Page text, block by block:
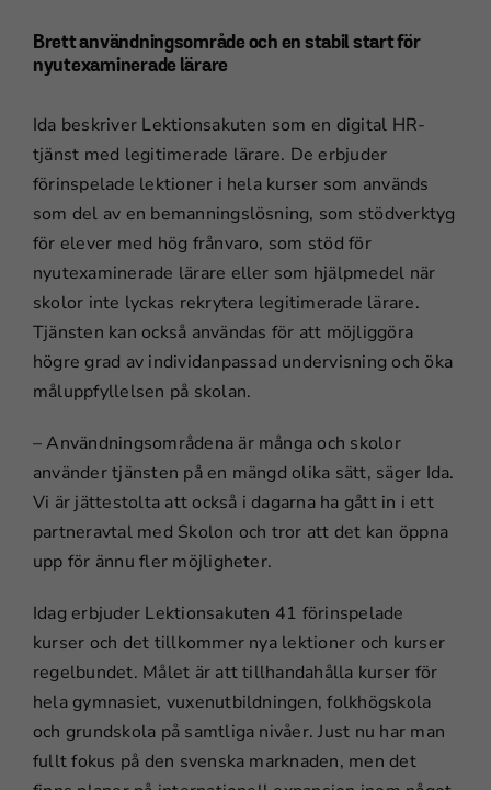
Brett användningsområde och en stabil start för
nyutexaminerade lärare
Ida beskriver Lektionsakuten som en digital HR-
tjänst med legitimerade lärare. De erbjuder
förinspelade lektioner i hela kurser som används
som del av en bemanningslösning, som stödverktyg
för elever med hög frånvaro, som stöd för
nyutexaminerade lärare eller som hjälpmedel när
skolor inte lyckas rekrytera legitimerade lärare.
Tjänsten kan också användas för att möjliggöra
högre grad av individanpassad undervisning och öka
måluppfyllelsen på skolan.
– Användningsområdena är många och skolor
använder tjänsten på en mängd olika sätt, säger Ida.
Vi är jättestolta att också i dagarna ha gått in i ett
partneravtal med Skolon och tror att det kan öppna
upp för ännu fler möjligheter.
Idag erbjuder Lektionsakuten 41 förinspelade
kurser och det tillkommer nya lektioner och kurser
regelbundet. Målet är att tillhandahålla kurser för
hela gymnasiet, vuxenutbildningen, folkhögskola
och grundskola på samtliga nivåer. Just nu har man
fullt fokus på den svenska marknaden, men det